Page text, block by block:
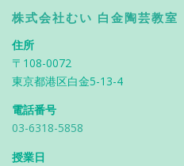
株式会社むい 白金陶芸教室
住所
〒108-0072
東京都港区白金5-13-4
電話番号
03-6318-5858
授業日